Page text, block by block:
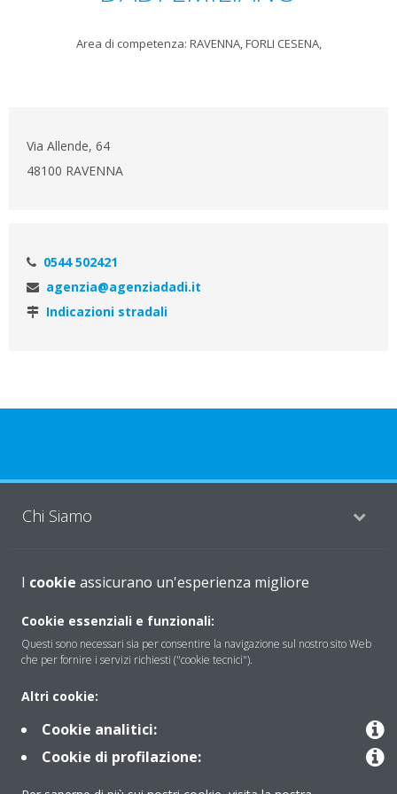
Area di competenza: RAVENNA, FORLI CESENA,
Via Allende, 64
48100 RAVENNA
0544 502421
agenzia@agenziadadi.it
Indicazioni stradali
Chi Siamo
Soluzioni
Contattaci
Periodo di supporto definito
Politica di segnalazione e divulgazione delle vulnerabilità del
Gruppo Daikin Europe
I cookie assicurano un'esperienza migliore
Cookie essenziali e funzionali:
Questi sono necessari sia per consentire la navigazione sul nostro sito Web
che per fornire i servizi richiesti ("cookie tecnici").
Altri cookie:
Cookie analitici:
Cookie di profilazione: